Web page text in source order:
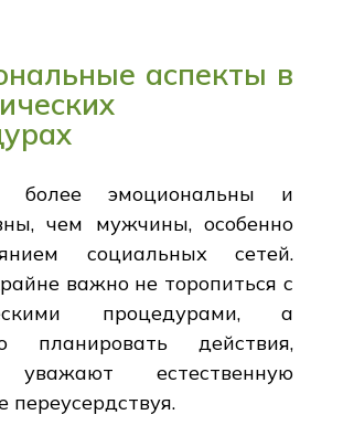
аспекты в
более эмоциональны и
чем мужчины, особенно
социальных сетей.
важно не торопиться с
процедурами, а
планировать действия,
уважают естественную
переусердствуя.